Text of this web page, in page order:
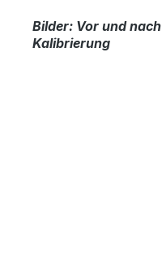
Bilder: Vor und
Kalibrierung